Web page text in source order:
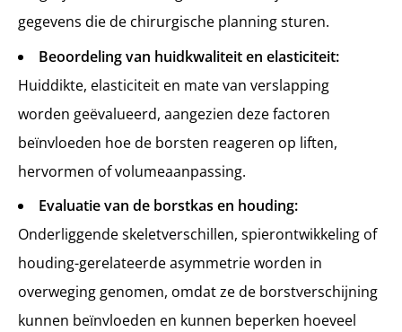
gegevens die de chirurgische planning sturen.
Beoordeling van huidkwaliteit en elasticiteit:
Huiddikte, elasticiteit en mate van verslapping
worden geëvalueerd, aangezien deze factoren
beïnvloeden hoe de borsten reageren op liften,
hervormen of volumeaanpassing.
Evaluatie van de borstkas en houding:
Onderliggende skeletverschillen, spierontwikkeling of
houding-gerelateerde asymmetrie worden in
overweging genomen, omdat ze de borstverschijning
kunnen beïnvloeden en kunnen beperken hoeveel